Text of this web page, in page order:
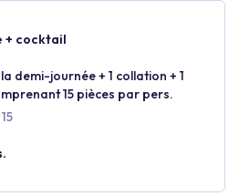
+ cocktail
demi-journée + 1 collation + 1
15 pièces par pers.